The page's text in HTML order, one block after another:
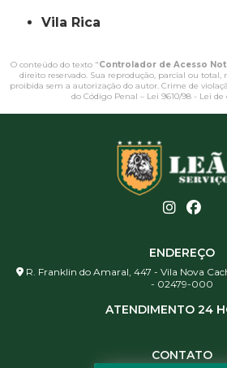
Vila Rica
O conteúdo do texto "Controlador de Acesso
direito reservado. Sua reprodução, parcial ou total,
proibida sem a autorização do autor. Crime de
do Código Penal – Lei 9610/98 - Lei
ENDEREÇO
R. Franklin do Amaral, 447 - Vila Nova
- 02479-000
ATENDIMENTO 24
CONTATO